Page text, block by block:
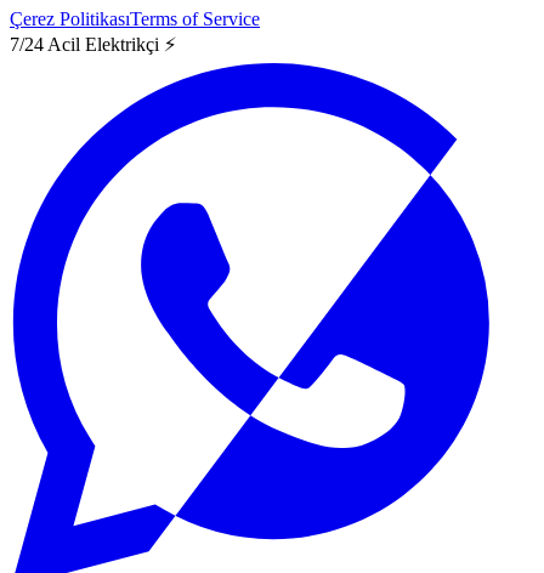
Çerez PolitikasıTerms of Service
7/24 Acil Elektrikçi ⚡